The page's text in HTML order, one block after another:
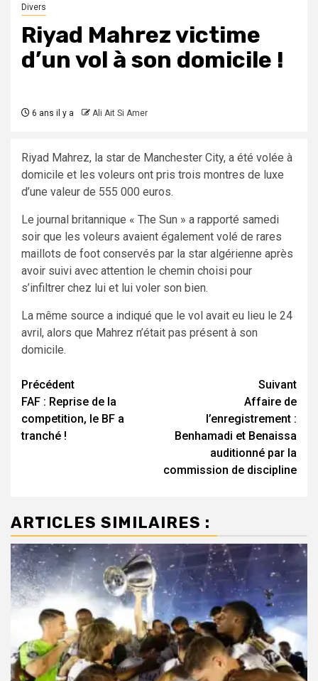
Divers
Riyad Mahrez victime
d’un vol à son domicile !
6 ans il y a Ali Ait Si Amer
Riyad Mahrez, la star de Manchester City, a été volée à
domicile et les voleurs ont pris trois montres de luxe
d’une valeur de 555 000 euros.
Le journal britannique « The Sun » a rapporté samedi
soir que les voleurs avaient également volé de rares
maillots de foot conservés par la star algérienne après
avoir suivi avec attention le chemin choisi pour
s’infiltrer chez lui et lui voler son bien.
La même source a indiqué que le vol avait eu lieu le 24
avril, alors que Mahrez n’était pas présent à son
domicile.
Navigation
d’article
Précédent
FAF : Reprise de la
competition, le BF a
tranché !
Suivant
Affaire de
l’enregistrement :
Benhamadi et Benaissa
auditionné par la
commission de discipline
ARTICLES SIMILAIRES :